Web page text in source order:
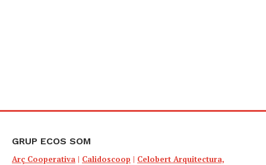
GRUP ECOS SOM
Arç Cooperativa | Calidoscoop | Celobert Arquitectura,